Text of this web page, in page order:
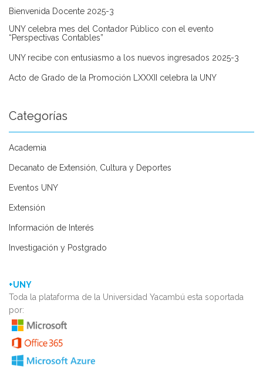
Bienvenida Docente 2025-3
UNY celebra mes del Contador Público con el evento
“Perspectivas Contables”
UNY recibe con entusiasmo a los nuevos ingresados 2025-3
Acto de Grado de la Promoción LXXXII celebra la UNY
Categorías
Academia
Decanato de Extensión, Cultura y Deportes
Eventos UNY
Extensión
Información de Interés
Investigación y Postgrado
+UNY
Toda la plataforma de la Universidad Yacambú esta soportada
por: